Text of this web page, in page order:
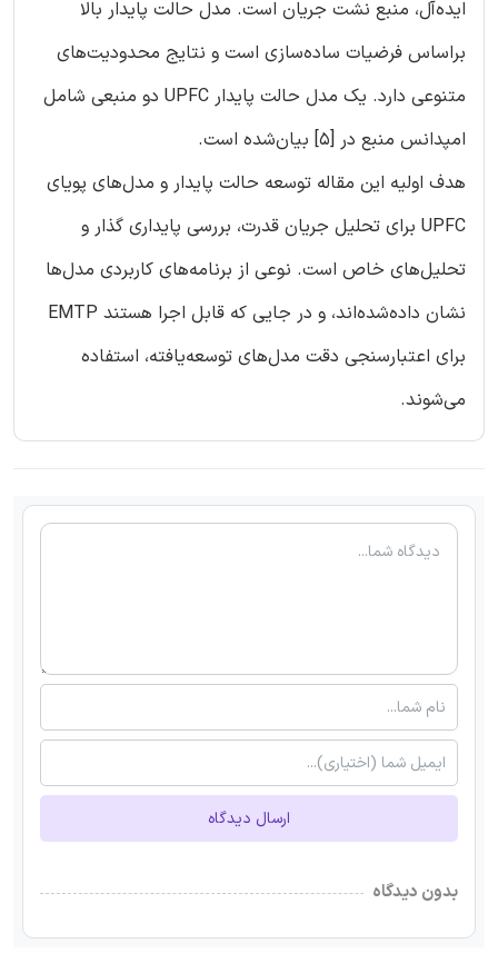
ایده‌آل، منبع نشت جریان است. مدل حالت پایدار بالا
براساس فرضیات ساده‌سازی است و نتایج محدودیت‌های
متنوعی دارد. یک مدل حالت پایدار UPFC دو منبعی شامل
امپدانس منبع در [5] بیان‌شده است.
هدف اولیه این مقاله توسعه حالت پایدار و مدل‌های پویای
UPFC برای تحلیل جریان قدرت، بررسی پایداری گذار و
تحلیل‌های خاص است. نوعی از برنامه‌های کاربردی مدل‌ها
نشان داده‌شده‌اند، و در جایی که قابل اجرا هستند EMTP
برای اعتبارسنجی دقت مدل‌های توسعه‌یافته، استفاده
می‌شوند.
ارسال دیدگاه
بدون دیدگاه